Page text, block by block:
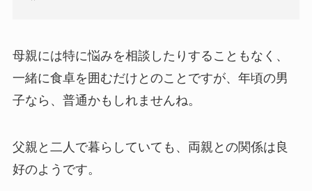
母親には特に悩みを相談したりすることもなく、
一緒に食卓を囲むだけとのことですが、年頃の男
子なら、普通かもしれませんね。
父親と二人で暮らしていても、両親との関係は良
好のようです。